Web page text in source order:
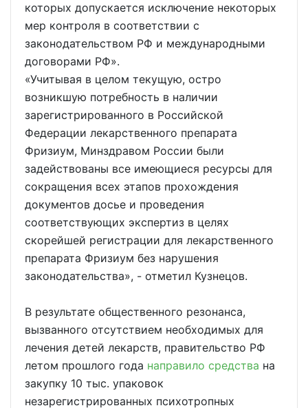
которых допускается исключение некоторых
мер контроля в соответствии с
законодательством РФ и международными
договорами РФ».
«Учитывая в целом текущую, остро
возникшую потребность в наличии
зарегистрированного в Российской
Федерации лекарственного препарата
Фризиум, Минздравом России были
задействованы все имеющиеся ресурсы для
сокращения всех этапов прохождения
документов досье и проведения
соответствующих экспертиз в целях
скорейшей регистрации для лекарственного
препарата Фризиум без нарушения
законодательства», - отметил Кузнецов.
В результате общественного резонанса,
вызванного отсутствием необходимых для
лечения детей лекарств, правительство РФ
летом прошлого года направило средства на
закупку 10 тыс. упаковок
незарегистрированных психотропных